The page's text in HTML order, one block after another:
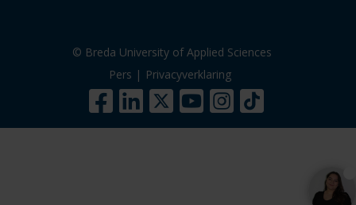
© Breda University of Applied Sciences
Pers | Privacyverklaring